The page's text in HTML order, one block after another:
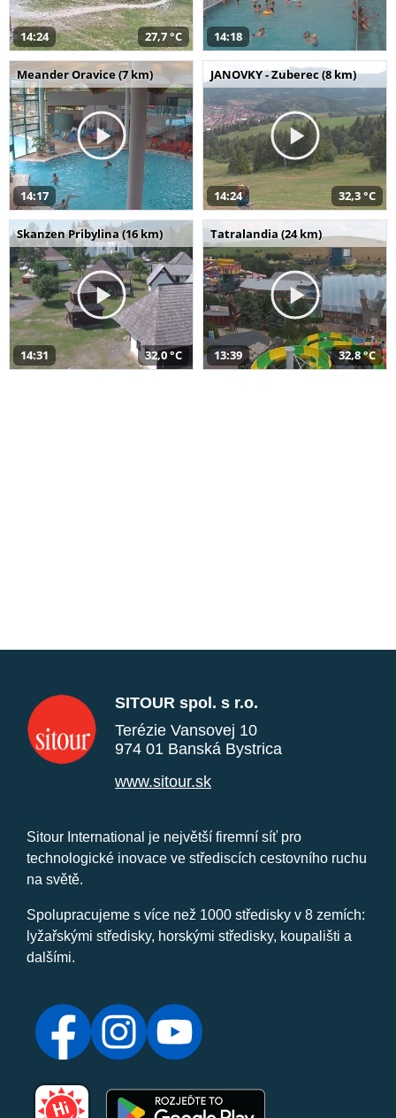
14:24 27,7 °C 14:18
Meander Oravice (7 km)
14:17
JANOVKY - Zuberec (8 km)
14:24 32,3 °C
Skanzen Pribylina (16 km)
14:31 32,0 °C
Tatralandia (24 km)
13:39 32,8 °C
SITOUR spol. s r.o.
Terézie Vansovej 10
974 01 Banská Bystrica
www.sitour.sk
Sitour International je největší firemní síť pro
technologické inovace ve střediscích cestovního ruchu
na světě.
Spolupracujeme s více než 1000 středisky v 8 zemích:
lyžařskými středisky, horskými středisky, koupališti a
dalšími.